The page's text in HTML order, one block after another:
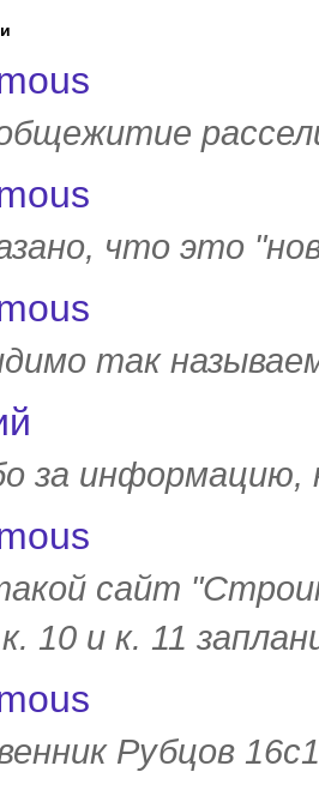
что это
так
за
сайт
10 и к. 11
Рубцов